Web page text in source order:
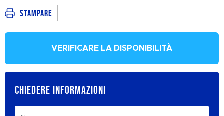
Stampare
VERIFICARE LA DISPONIBILITÀ
CHIEDERE INFORMAZIONI